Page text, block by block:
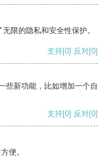
限的隐私和安全性保护。
支持[0] 反对[0]
些新功能，比如增加一个自
支持[0] 反对[0]
便。